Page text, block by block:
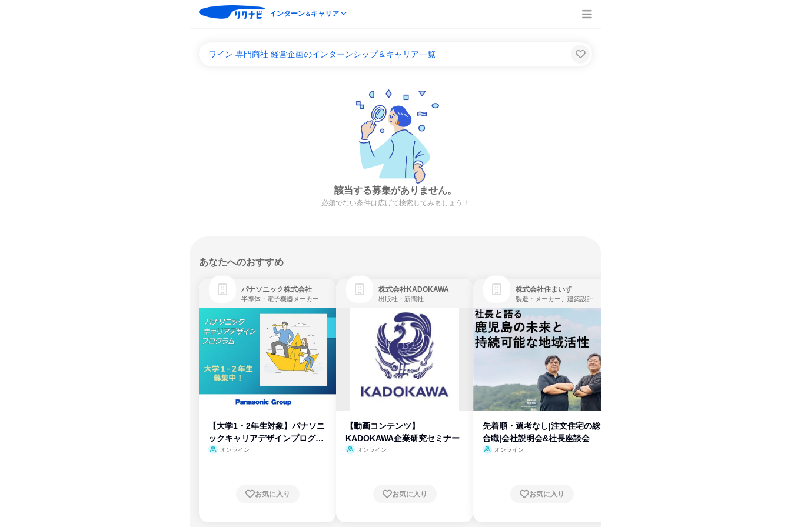
インターン＆キャリア
ワイン 専門商社 経営企画のインターンシップ＆キャリア一覧
該当する募集がありません。
必須でない条件は広げて検索してみましょう！
あなたへのおすすめ
パナソニック株式会社
半導体・電子機器メーカー
【大学1・2年生対象】パナソニ
ックキャリアデザインプログラ
ム
オンライン
お気に入り
株式会社KADOKAWA
出版社・新聞社
【動画コンテンツ】
KADOKAWA企業研究セミナー
オンライン
お気に入り
株式会社住まいず
製造・メーカー、建築設計
先着順・選考なし|注文住宅の総
合職|会社説明会&社長座談会
オンライン
お気に入り